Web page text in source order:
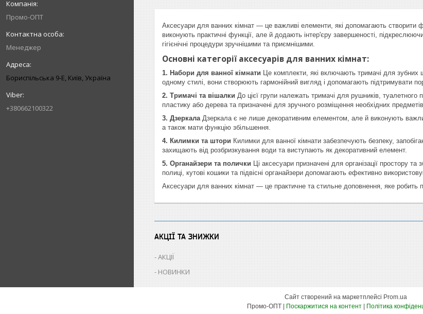
Промо-ОПТ
Менеджер
Бориспільська 9-Е, Київ, Україна
+380662100322
Аксесуари для ванних кімнат — це важливі елементи, які допомагають створити
виконують практичні функції, але й додають інтер'єру завершеності,
гігієнічні процедури зручнішими та приємнішими.
Основні категорії аксесуарів для ванних кімнат:
1. Набори для ванної кімнати Це комплекти, які включають тримачі для зубних
одному стилі, вони створюють гармонійний вигляд і допомагають підтримувати
2. Тримачі та вішалки До цієї групи належать тримачі для рушників,
пластику або дерева та призначені для зручного розміщення необхідних
3. ДзеркалаДзеркала є не лише декоративним елементом, але й виконують
а також мати функцію збільшення.
4. Килимки та штори Килимки для ванної кімнати забезпечують безпеку,
захищають від розбризкування води та виступають як декоративний елемент.
5. Органайзери та полички Ці аксесуари призначені для організації простору
полиці, кутові кошики та підвісні органайзери допомагають ефективно
Аксесуари для ванних кімнат — це практичне та стильне доповнення, яке
АКЦІЇ ТА ЗНИЖКИ
АКЦІЇ
НОВИНКИ
Сайт створений на маркетплейсі Prom.ua
Поскаржитися на контент Політика